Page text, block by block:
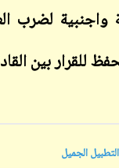
واجنبية لضرب
للقرار بين
الجميل